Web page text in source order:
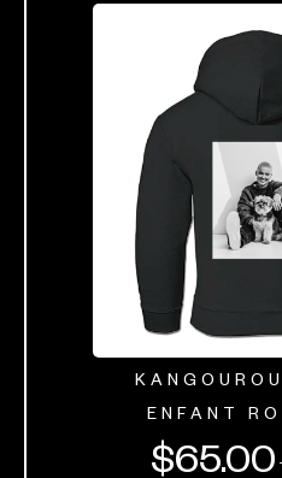
ENFANT
$65.00